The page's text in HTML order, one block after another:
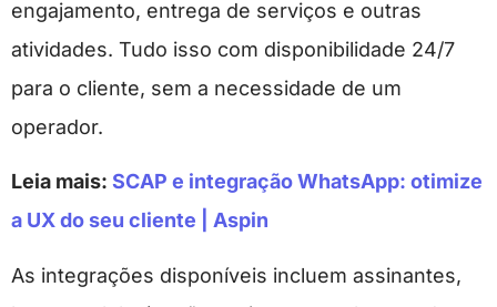
engajamento, entrega de serviços e outras
atividades. Tudo isso com disponibilidade 24/7
para o cliente, sem a necessidade de um
operador.
Leia mais: SCAP e integração WhatsApp: otimize
a UX do seu cliente | Aspin
As integrações disponíveis incluem assinantes,